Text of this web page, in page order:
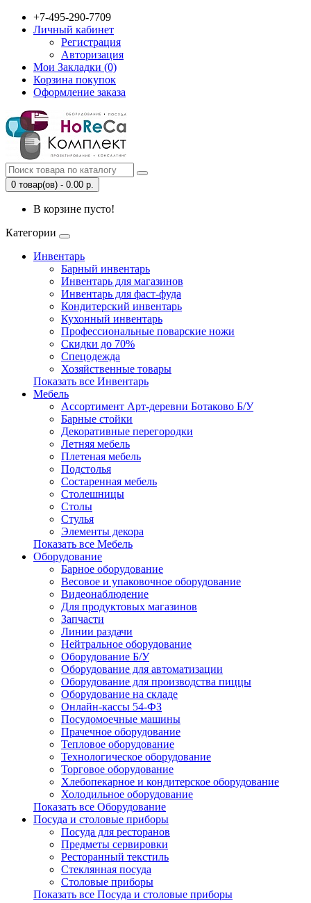
+7-495-290-7709
Личный кабинет
Регистрация
Авторизация
Мои Закладки (0)
Корзина покупок
Оформление заказа
0 товар(ов) - 0.00 р.
В корзине пусто!
Категории
Инвентарь
Барный инвентарь
Инвентарь для магазинов
Инвентарь для фаст-фуда
Кондитерский инвентарь
Кухонный инвентарь
Профессиональные поварские ножи
Скидки до 70%
Спецодежда
Хозяйственные товары
Показать все Инвентарь
Мебель
Ассортимент Арт-деревни Ботаково Б/У
Барные стойки
Декоративные перегородки
Летняя мебель
Плетеная мебель
Подстолья
Состаренная мебель
Столешницы
Столы
Стулья
Элементы декора
Показать все Мебель
Оборудование
Барное оборудование
Весовое и упаковочное оборудование
Видеонаблюдение
Для продуктовых магазинов
Запчасти
Линии раздачи
Нейтральное оборудование
Оборудование Б/У
Оборудование для автоматизации
Оборудование для производства пиццы
Оборудование на складе
Онлайн-кассы 54-ФЗ
Посудомоечные машины
Прачечное оборудование
Тепловое оборудование
Технологическое оборудование
Торговое оборудование
Хлебопекарное и кондитерское оборудование
Холодильное оборудование
Показать все Оборудование
Посуда и столовые приборы
Посуда для ресторанов
Предметы сервировки
Ресторанный текстиль
Стеклянная посуда
Столовые приборы
Показать все Посуда и столовые приборы